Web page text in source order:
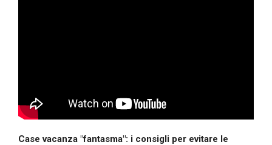
Case vacanza "fantasma": i consigli per evitare le